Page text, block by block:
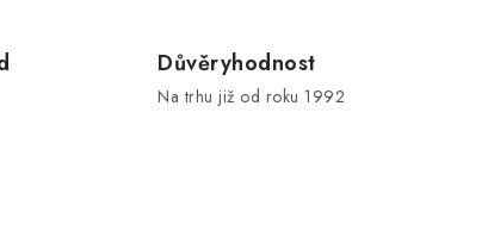
Důvěryhodnost
Na trhu již od roku 1992